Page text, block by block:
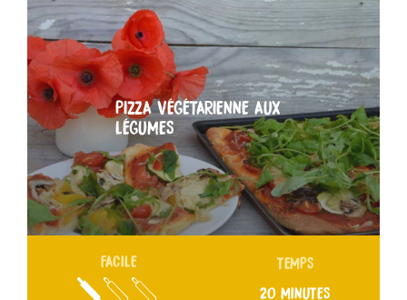
PIZZA VÉGÉTARIENNE AUX
LÉGUMES
FACILE TEMPS
20 MINUTES